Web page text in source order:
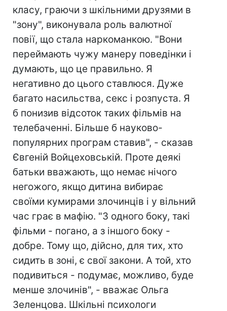
класу, граючи з шкільними друзями в
"зону", виконувала роль валютної
повії, що стала наркоманкою. "Вони
переймають чужу манеру поведінки і
думають, що це правильно. Я
негативно до цього ставлюся. Дуже
багато насильства, секс і розпуста. Я
б понизив відсоток таких фільмів на
телебаченні. Більше б науково-
популярних програм ставив", - сказав
Євгеній Войцеховській. Проте деякі
батьки вважають, що немає нічого
негожого, якщо дитина вибирає
своїми кумирами злочинців і у вільний
час грає в мафію. "З одного боку, такі
фільми - погано, а з іншого боку -
добре. Тому що, дійсно, для тих, хто
сидить в зоні, є свої закони. А той, хто
подивиться - подумає, можливо, буде
менше злочинів", - вважає Ольга
Зеленцова. Шкільні психологи